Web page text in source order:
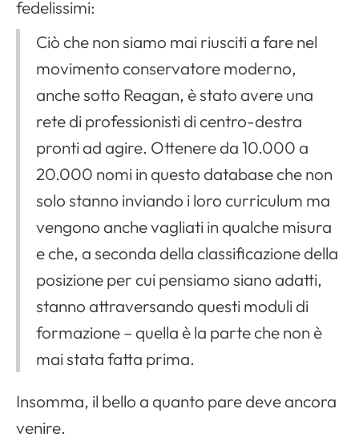
fedelissimi:
Ciò che non siamo mai riusciti a fare nel
movimento conservatore moderno,
anche sotto Reagan, è stato avere una
rete di professionisti di centro-destra
pronti ad agire. Ottenere da 10.000 a
20.000 nomi in questo database che non
solo stanno inviando i loro curriculum ma
vengono anche vagliati in qualche misura
e che, a seconda della classificazione della
posizione per cui pensiamo siano adatti,
stanno attraversando questi moduli di
formazione – quella è la parte che non è
mai stata fatta prima.
Insomma, il bello a quanto pare deve ancora
venire.